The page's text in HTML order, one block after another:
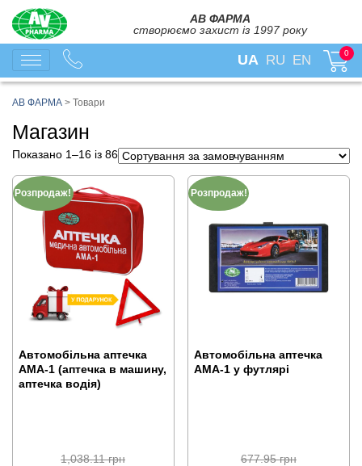
АВ ФАРМА
створюємо захист із 1997 року
UA RU EN 0
АВ ФАРМА > Товари
Магазин
Показано 1–16 із 86
Розпродаж!
Автомобільна аптечка
АМА-1 (аптечка в машину,
аптечка водія)
1,038.11грн
Розпродаж!
Автомобільна аптечка
АМА-1 у футлярі
677.95грн